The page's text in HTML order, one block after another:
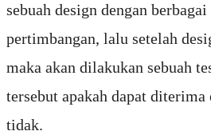
sebuah design dengan berbagai
pertimbangan, lalu setelah
maka akan dilakukan sebuah
tersebut apakah dapat diterima
tidak.